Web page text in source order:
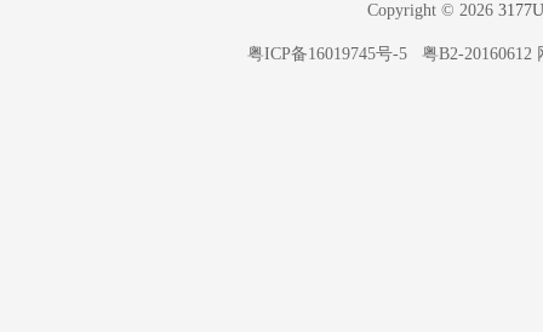
Copyright © 2026
粤ICP备16019745号-5粤B2-20160612